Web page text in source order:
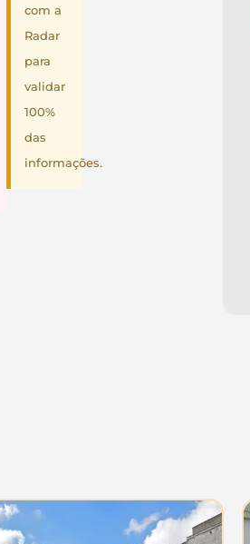
com a
Radar
para
validar
100%
das
informações.